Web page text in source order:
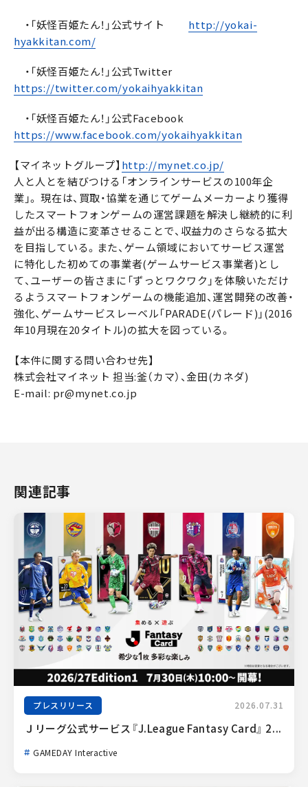
・「妖怪百姫たん！」公式サイト http://yokai-
hyakkitan.com/
・「妖怪百姫たん！」公式Twitter
https://twitter.com/yokaihyakkitan
・「妖怪百姫たん！」公式Facebook
https://www.facebook.com/yokaihyakkitan
【マイネットグループ】 http://mynet.co.jp/
人と人とを結びつける「オンラインサービスの100年企
業」。 現在は、買取・協業を通じてゲームメーカーより獲得
したスマートフォンゲームの運営課題を解決し継続的に利
益が出る構造に変革させることで、収益力のさらなる拡大
を目指している。また、ゲーム領域においてサービス運営
に特化した初めての事業者(ゲームサービス事業者)とし
て、ユーザーの皆さまに「ずっとワクワク」を体験いただけ
るようスマートフォンゲームの機能追加、運営開発の改善・
強化、ゲームサービスレーベル「PARADE(パレード)」(2016
年10月現在20タイトル)の拡大を図っている。
【本件に関する問い合わせ先】
株式会社マイネット 担当:釜（カマ）、金田(カネダ)
E-mail: pr@mynet.co.jp
関連記事
プレスリリース 2026.07.31
Ｊリーグ公式サービス『J.League Fantasy Card』 2...
GAMEDAY Interactive